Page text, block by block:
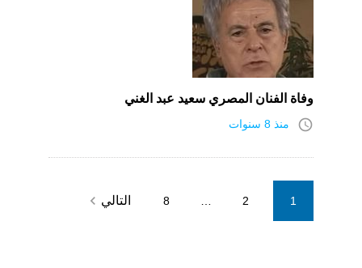
وفاة الفنان المصري سعيد عبد الغني
access_time منذ 8 سنوات
pagination
1
2
8 التالي navigate_next